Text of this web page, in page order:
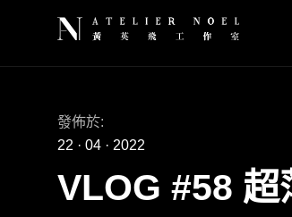
發佈於:
22 · 04 · 2022
VLOG #58